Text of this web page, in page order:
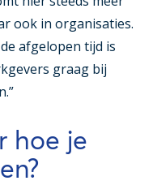
ook in organisaties.
afgelopen tijd is
graag bij
hoe je